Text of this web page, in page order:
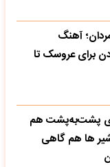
آهنگ
برای عروسک تا
پشت‌به‌پشت هم
ها هم گاهی